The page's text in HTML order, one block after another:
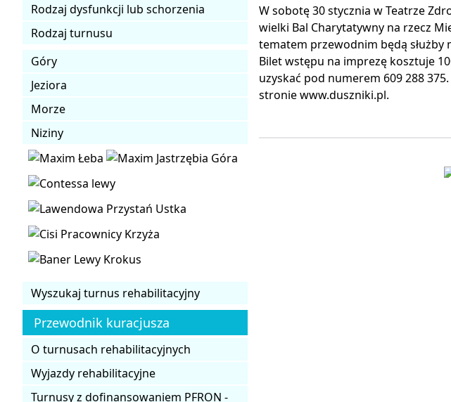
Rodzaj dysfunkcji lub schorzenia
Rodzaj turnusu
Góry
Jeziora
Morze
Niziny
Wyszukaj turnus rehabilitacyjny
Przewodnik kuracjusza
O turnusach rehabilitacyjnych
Wyjazdy rehabilitacyjne
Turnusy z dofinansowaniem PFRON -
W sobotę 30 stycznia w Teatrze
wielki Bal Charytatywny na rzecz
tematem przewodnim będą służby
Bilet wstępu na imprezę kosztuje
uzyskać pod numerem 609 288
stronie www.duszniki.pl.